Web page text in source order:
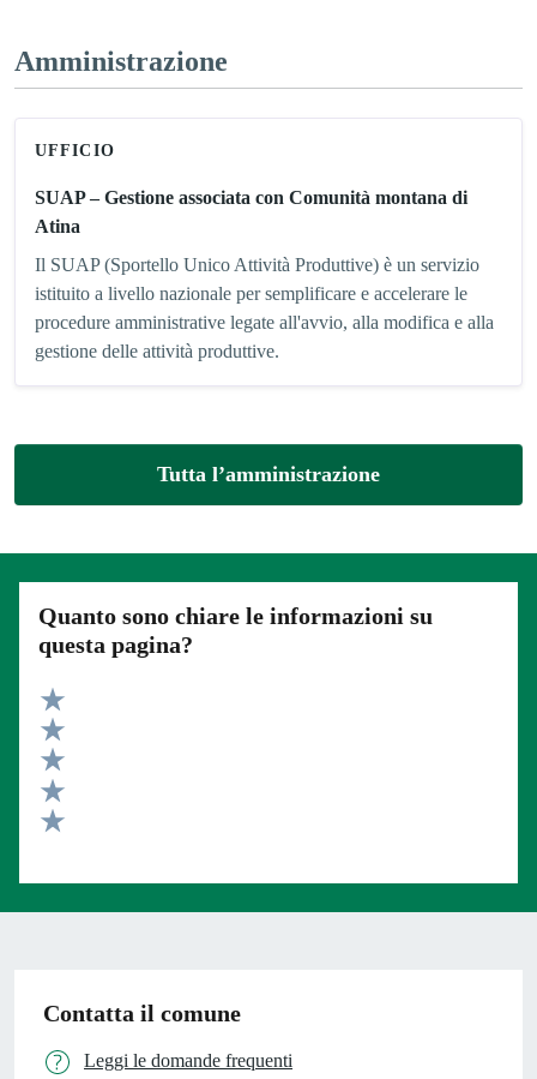
Amministrazione
UFFICIO
SUAP – Gestione associata con Comunità montana di
Atina
Il SUAP (Sportello Unico Attività Produttive) è un servizio
istituito a livello nazionale per semplificare e accelerare le
procedure amministrative legate all'avvio, alla modifica e alla
gestione delle attività produttive.
Tutta l’amministrazione
Quanto sono chiare le informazioni su
questa pagina?
Valuta 5 stelle su 5
Valuta 4 stelle su 5
Valuta 3 stelle su 5
Valuta 2 stelle su 5
Contatta il comune
Leggi le domande frequenti